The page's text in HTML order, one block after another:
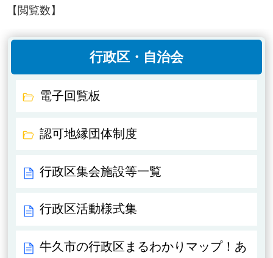
【閲覧数】
行政区・自治会
電子回覧板
認可地縁団体制度
行政区集会施設等一覧
行政区活動様式集
牛久市の行政区まるわかりマップ！あ